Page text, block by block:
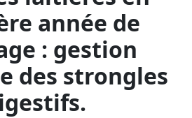
année de
: gestion
des strongles